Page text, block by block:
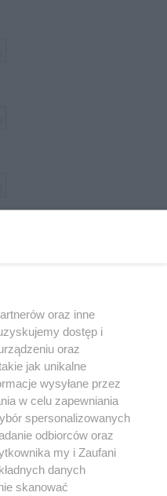
może być powielany i
w jakikolwiek sposób (w
na jakimkolwiek polu
z umieszczaniem w Internecie
użycie lub
z naruszeniem prawa, tzn.
groźbą kary i może być ścigane
oraz inne
dostęp i
oraz
jak unikalne
wysyłane przez
w celu zapewniania
spersonalizowanych
odbiorców oraz
my i Zaufani
danych
skanować